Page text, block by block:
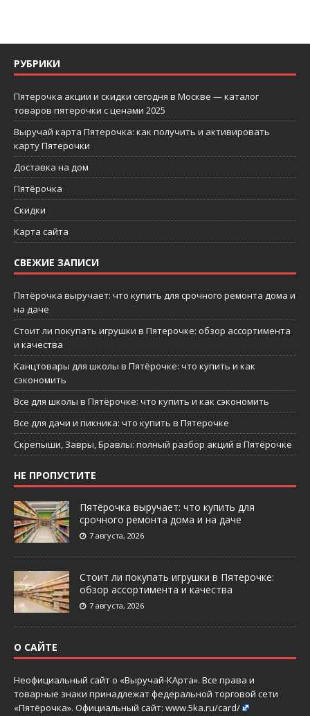
РУБРИКИ
Пятерочка акции и скидки сегодня в Москве — каталог
товаров пятерочки с ценами 2025
Выручай карта Пятерочка: как получить и активировать
карту Пятерочки
Доставка на дом
Пятёрочка
Скидки
Карта сайта
СВЕЖИЕ ЗАПИСИ
Пятёрочка выручает: что купить для срочного ремонта дома и
на даче
Стоит ли покупать игрушки в Пятерочке: обзор ассортимента
и качества
Канцтовары для школы в Пятёрочке: что купить и как
сэкономить
Все для школы в Пятёрочке: что купить и как сэкономить
Все для дачи и пикника: что купить в Пятерочке
Скрепыши, Завры, Бравлы: полный разбор акций в Пятёрочке
НЕ ПРОПУСТИТЕ
Пятёрочка выручает: что купить для
срочного ремонта дома и на даче
7 августа, 2026
Стоит ли покупать игрушки в Пятерочке:
обзор ассортимента и качества
7 августа, 2026
О САЙТЕ
Неофициальный сайт о «Выручай-КАрта». Все права и
товарные знаки принадлежат федеральной торговой сети
«Пятёрочка». Официальный сайт: www.5ka.ru/card/